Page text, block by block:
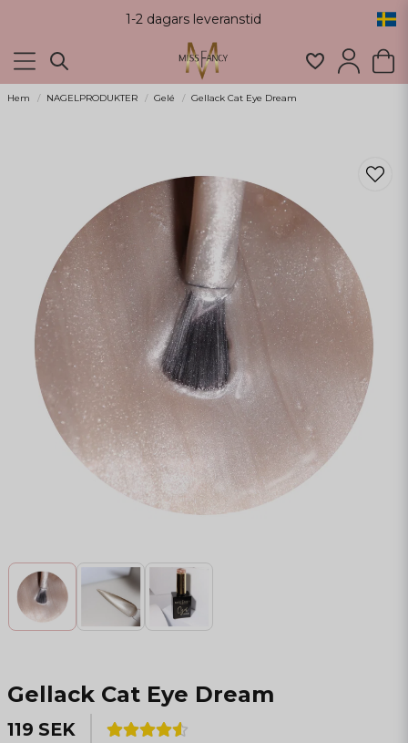
1-2 dagars leveranstid
Hem NAGELPRODUKTER Gelé Gellack Cat Eye Dream
Gellack Cat Eye Dream
119 SEK